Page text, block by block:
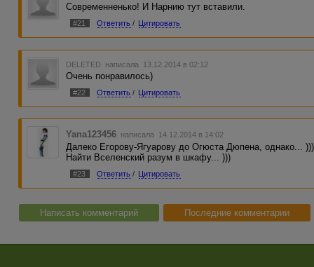
Современненько! И Нарнию тут вставили.
#21 Ответить / Цитировать
DELETED написала 13.12.2014 в 02:12
Очень понравилось)
#22 Ответить / Цитировать
Yana123456 написала 14.12.2014 в 14:02
Далеко Егорову-Ягуарову до Огюста Дюпена, однако... )))
Найти Вселенский разум в шкафу... )))
#23 Ответить / Цитировать
Написать комментарий Последние комментарии